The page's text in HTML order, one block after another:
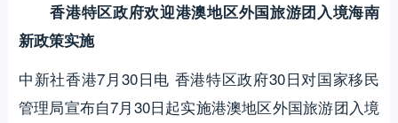
香港特区政府欢迎港澳地区外国旅游团入境海南
新政策实施
中新社香港7月30日电 香港特区政府30日对国家移民
管理局宣布自7月30日起实施港澳地区外国旅游团入境